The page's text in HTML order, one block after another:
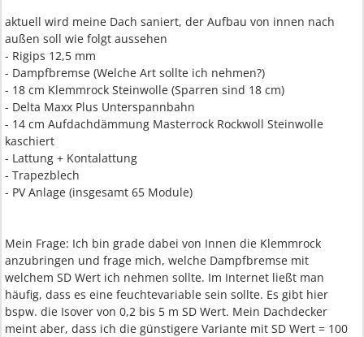
aktuell wird meine Dach saniert, der Aufbau von innen nach
außen soll wie folgt aussehen
- Rigips 12,5 mm
- Dampfbremse (Welche Art sollte ich nehmen?)
- 18 cm Klemmrock Steinwolle (Sparren sind 18 cm)
- Delta Maxx Plus Unterspannbahn
- 14 cm Aufdachdämmung Masterrock Rockwoll Steinwolle
kaschiert
- Lattung + Kontalattung
- Trapezblech
- PV Anlage (insgesamt 65 Module)
Mein Frage: Ich bin grade dabei von Innen die Klemmrock
anzubringen und frage mich, welche Dampfbremse mit
welchem SD Wert ich nehmen sollte. Im Internet ließt man
häufig, dass es eine feuchtevariable sein sollte. Es gibt hier
bspw. die Isover von 0,2 bis 5 m SD Wert. Mein Dachdecker
meint aber, dass ich die günstigere Variante mit SD Wert = 100